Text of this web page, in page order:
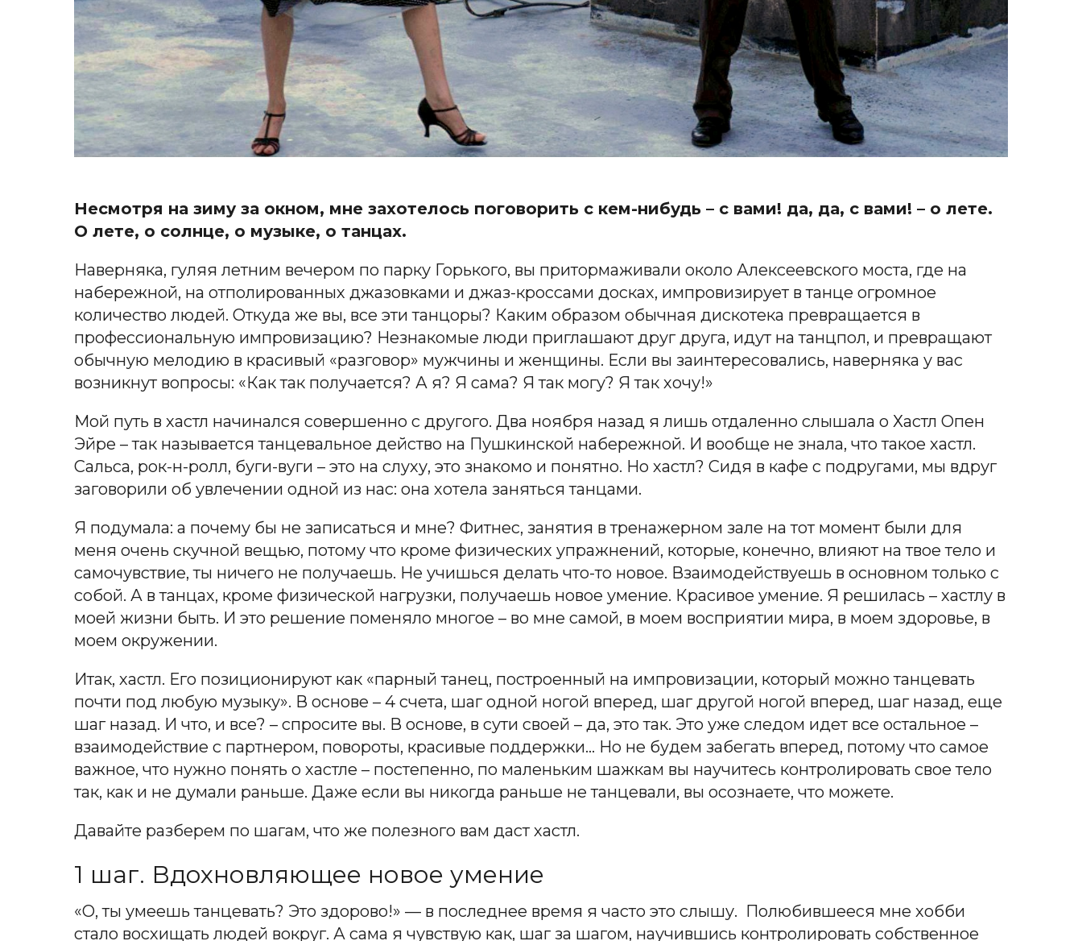
Несмотря на зиму за окном, мне захотелось поговорить с кем-нибудь – с вами! да, да, с вами! – о лете.
О лете, о солнце, о музыке, о танцах.
Наверняка, гуляя летним вечером по парку Горького, вы притормаживали около Алексеевского моста, где на
набережной, на отполированных джазовками и джаз-кроссами досках, импровизирует в танце огромное
количество людей. Откуда же вы, все эти танцоры? Каким образом обычная дискотека превращается в
профессиональную импровизацию? Незнакомые люди приглашают друг друга, идут на танцпол, и превращают
обычную мелодию в красивый «разговор» мужчины и женщины. Если вы заинтересовались, наверняка у вас
возникнут вопросы: «Как так получается? А я? Я сама? Я так могу? Я так хочу!»
Мой путь в хастл начинался совершенно с другого. Два ноября назад я лишь отдаленно слышала о Хастл Опен
Эйре – так называется танцевальное действо на Пушкинской набережной. И вообще не знала, что такое хастл.
Сальса, рок-н-ролл, буги-вуги – это на слуху, это знакомо и понятно. Но хастл? Сидя в кафе с подругами, мы вдруг
заговорили об увлечении одной из нас: она хотела заняться танцами.
Я подумала: а почему бы не записаться и мне? Фитнес, занятия в тренажерном зале на тот момент были для
меня очень скучной вещью, потому что кроме физических упражнений, которые, конечно, влияют на твое тело и
самочувствие, ты ничего не получаешь. Не учишься делать что-то новое. Взаимодействуешь в основном только с
собой. А в танцах, кроме физической нагрузки, получаешь новое умение. Красивое умение. Я решилась – хастлу в
моей жизни быть. И это решение поменяло многое – во мне самой, в моем восприятии мира, в моем здоровье, в
моем окружении.
Итак, хастл. Его позиционируют как «парный танец, построенный на импровизации, который можно танцевать
почти под любую музыку». В основе – 4 счета, шаг одной ногой вперед, шаг другой ногой вперед, шаг назад, еще
шаг назад. И что, и все? – спросите вы. В основе, в сути своей – да, это так. Это уже следом идет все остальное –
взаимодействие с партнером, повороты, красивые поддержки… Но не будем забегать вперед, потому что самое
важное, что нужно понять о хастле – постепенно, по маленьким шажкам вы научитесь контролировать свое тело
так, как и не думали раньше. Даже если вы никогда раньше не танцевали, вы осознаете, что можете.
Давайте разберем по шагам, что же полезного вам даст хастл.
1 шаг. Вдохновляющее новое умение
«О, ты умеешь танцевать? Это здорово!» — в последнее время я часто это слышу. Полюбившееся мне хобби
стало восхищать людей вокруг. А сама я чувствую как, шаг за шагом, научившись контролировать собственное